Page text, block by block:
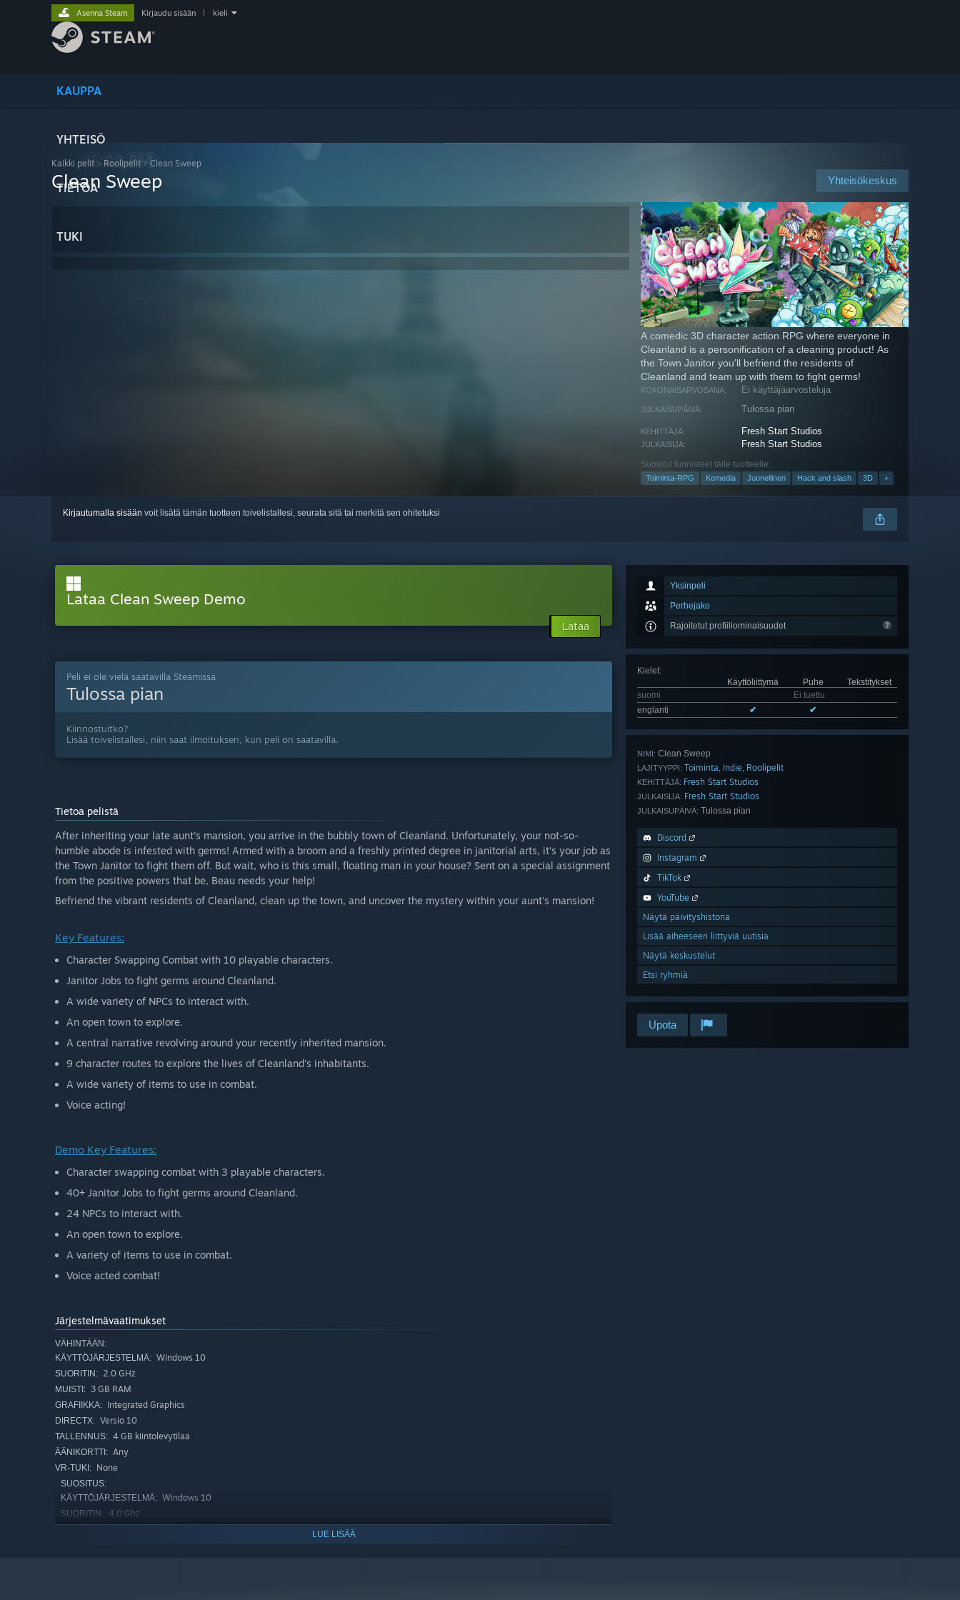
KAUPPA
YHTEISÖ
TIETOA
TUKI
Asenna Steam Kirjaudu sisään kieli
Kaikki pelit > Roolipelit > Clean Sweep
Yhteisökeskus
Clean Sweep
A comedic 3D character action RPG where everyone in
Cleanland is a personification of a cleaning product! As
the Town Janitor you'll befriend the residents of
Cleanland and team up with them to fight germs!
KOKONAISARVOSANA: Ei käyttäjäarvosteluja
JULKAISUPÄIVÄ: Tulossa pian
KEHITTÄJÄ: Fresh Start Studios
JULKAISIJA: Fresh Start Studios
Suositut tunnisteet tälle tuotteelle:
Toiminta-RPG Komedia Juonellinen Hack and slash 3D +
Kirjautumalla sisään voit lisätä tämän tuotteen toivelistallesi, seurata sitä tai merkitä sen ohitetuksi
Yksinpeli
Perhejako
Rajoitetut profiiliominaisuudet
Kielet:
Käyttöliittymä
Puhe
Tekstitykset
suomi
Ei tuettu
englanti
✔ ✔
NIMI: Clean Sweep
LAJITYYPPI: Toiminta, Indie, Roolipelit
KEHITTÄJÄ: Fresh Start Studios
JULKAISIJA: Fresh Start Studios
JULKAISUPÄIVÄ: Tulossa pian
Discord
Instagram
TikTok
YouTube
Näytä päivityshistoria
Lisää aiheeseen liittyviä uutisia
Näytä keskustelut
Etsi ryhmiä
Upota
Lataa Clean Sweep Demo
Lataa
Peli ei ole vielä saatavilla Steamissä
Tulossa pian
Kiinnostuitko?
Lisää toivelistallesi, niin saat ilmoituksen, kun peli on saatavilla.
Tietoa pelistä
After inheriting your late aunt’s mansion, you arrive in the bubbly town of Cleanland. Unfortunately, your not-so-
humble abode is infested with germs! Armed with a broom and a freshly printed degree in janitorial arts, it’s your job as
the Town Janitor to fight them off. But wait, who is this small, floating man in your house? Sent on a special assignment
from the positive powers that be, Beau needs your help!
Befriend the vibrant residents of Cleanland, clean up the town, and uncover the mystery within your aunt's mansion!
Key Features:
Character Swapping Combat with 10 playable characters.
Janitor Jobs to fight germs around Cleanland.
A wide variety of NPCs to interact with.
An open town to explore.
A central narrative revolving around your recently inherited mansion.
9 character routes to explore the lives of Cleanland's inhabitants.
A wide variety of items to use in combat.
Voice acting!
Demo Key Features:
Character swapping combat with 3 playable characters.
40+ Janitor Jobs to fight germs around Cleanland.
24 NPCs to interact with.
An open town to explore.
A variety of items to use in combat.
Voice acted combat!
Järjestelmävaatimukset
VÄHINTÄÄN:
KÄYTTÖJÄRJESTELMÄ: Windows 10
SUORITIN: 2.0 GHz
MUISTI: 3 GB RAM
GRAFIIKKA: Integrated Graphics
DIRECTX: Versio 10
TALLENNUS: 4 GB kiintolevytilaa
ÄÄNIKORTTI: Any
VR-TUKI: None
SUOSITUS:
KÄYTTÖJÄRJESTELMÄ: Windows 10
SUORITIN: 4.0 Ghz
6 GB RAM LUE LISÄÄ